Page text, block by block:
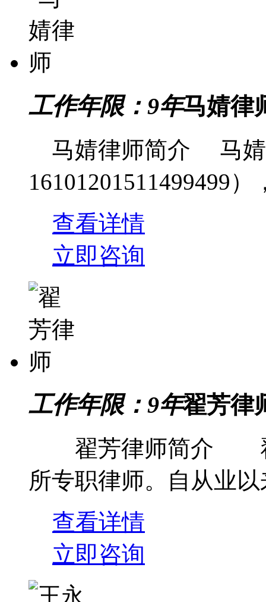
工作年限：9年马婧律
马婧律师简介 马婧
16101201511499499）
查看详情
立即咨询
工作年限：9年翟芳律
翟芳律师简介 翟
所专职律师。自从业
查看详情
立即咨询